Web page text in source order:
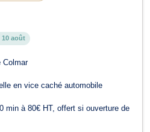
10 août
Colmar
en vice caché automobile
min à 80€ HT, offert si ouverture de